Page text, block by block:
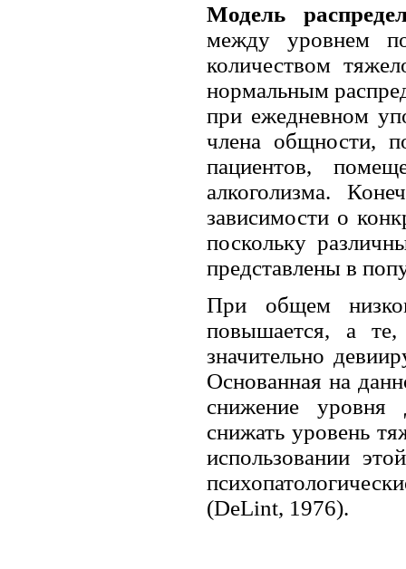
Модель
между уровнем
количеством
нормальным
при ежедневном
члена общности,
пациентов,
алкоголизма.
зависимости о
поскольку
представлены в
При общем
повышается, а те,
значительно
Основанная на
снижение уровня
снижать уровень
использовании
(DeLint, 1976).